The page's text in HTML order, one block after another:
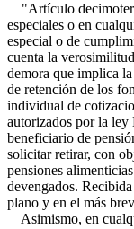
"Artículo
especiales o en
especial o de
cuenta la
demora que implica
de retención de los
individual de
autorizados por la
beneficiario de
solicitar retirar, con
pensiones
devengados.
plano y en el más
Asimismo, en